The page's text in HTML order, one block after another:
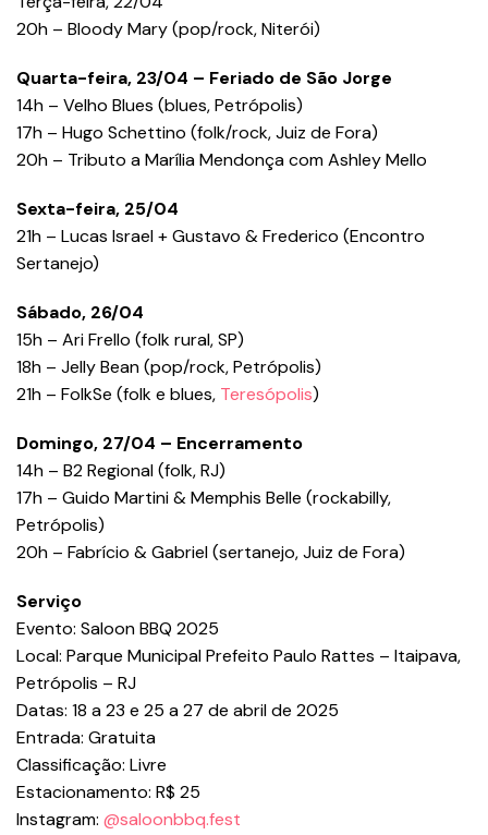
20h – Bloody Mary (pop/rock, Niterói)
Quarta-feira, 23/04 – Feriado de São Jorge
14h – Velho Blues (blues, Petrópolis)
17h – Hugo Schettino (folk/rock, Juiz de Fora)
20h – Tributo a Marília Mendonça com Ashley Mello
Sexta-feira, 25/04
21h – Lucas Israel + Gustavo & Frederico (Encontro
Sertanejo)
Sábado, 26/04
15h – Ari Frello (folk rural, SP)
18h – Jelly Bean (pop/rock, Petrópolis)
21h – FolkSe (folk e blues, Teresópolis)
Domingo, 27/04 – Encerramento
14h – B2 Regional (folk, RJ)
17h – Guido Martini & Memphis Belle (rockabilly,
Petrópolis)
20h – Fabrício & Gabriel (sertanejo, Juiz de Fora)
Serviço
Evento: Saloon BBQ 2025
Local: Parque Municipal Prefeito Paulo Rattes – Itaipava,
Petrópolis – RJ
Datas: 18 a 23 e 25 a 27 de abril de 2025
Entrada: Gratuita
Classificação: Livre
Estacionamento: R$ 25
Instagram: @saloonbbq.fest